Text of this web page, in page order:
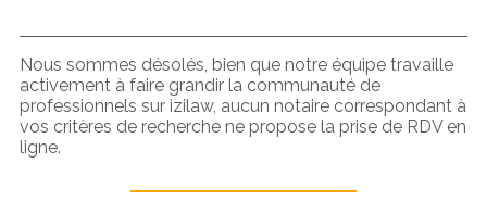
Nous sommes désolés, bien que notre équipe travaille
activement à faire grandir la communauté de
professionnels sur izilaw, aucun notaire correspondant à
vos critères de recherche ne propose la prise de RDV en
ligne.